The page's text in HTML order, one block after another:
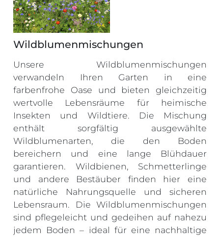
Wildblumenmischungen
Unsere Wildblumenmischungen
verwandeln Ihren Garten in eine
farbenfrohe Oase und bieten gleichzeitig
wertvolle Lebensräume für heimische
Insekten und Wildtiere. Die Mischung
enthält sorgfältig ausgewählte
Wildblumenarten, die den Boden
bereichern und eine lange Blühdauer
garantieren. Wildbienen, Schmetterlinge
und andere Bestäuber finden hier eine
natürliche Nahrungsquelle und sicheren
Lebensraum. Die Wildblumenmischungen
sind pflegeleicht und gedeihen auf nahezu
jedem Boden – ideal für eine nachhaltige